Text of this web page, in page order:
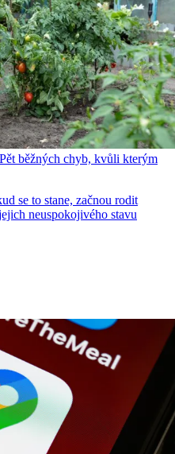
běžných chyb, kvůli kterým
se to stane, začnou rodit
neuspokojivého stavu